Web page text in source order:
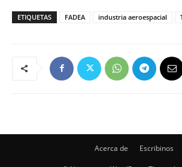
ETIQUETAS FADEA industria aeroespacial
Acerca de Escribinos